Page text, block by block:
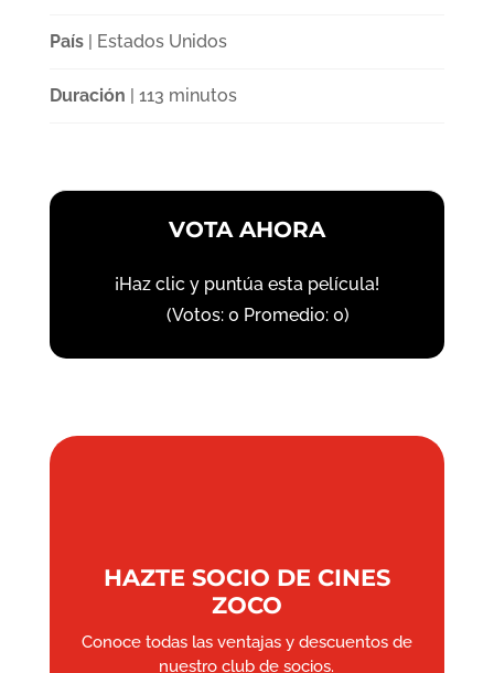
País| Estados Unidos
Duración | 113 minutos
VOTA AHORA
¡Haz clic y puntúa esta película!
(Votos: 0 Promedio: 0)
HAZTE SOCIO DE CINES
ZOCO
Conoce todas las ventajas y descuentos de
nuestro club de socios.